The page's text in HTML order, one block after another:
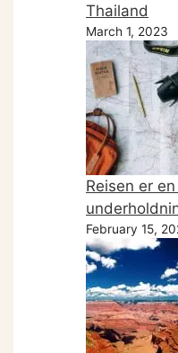
Thailand
March 1, 2023
Reisen er
February 15,